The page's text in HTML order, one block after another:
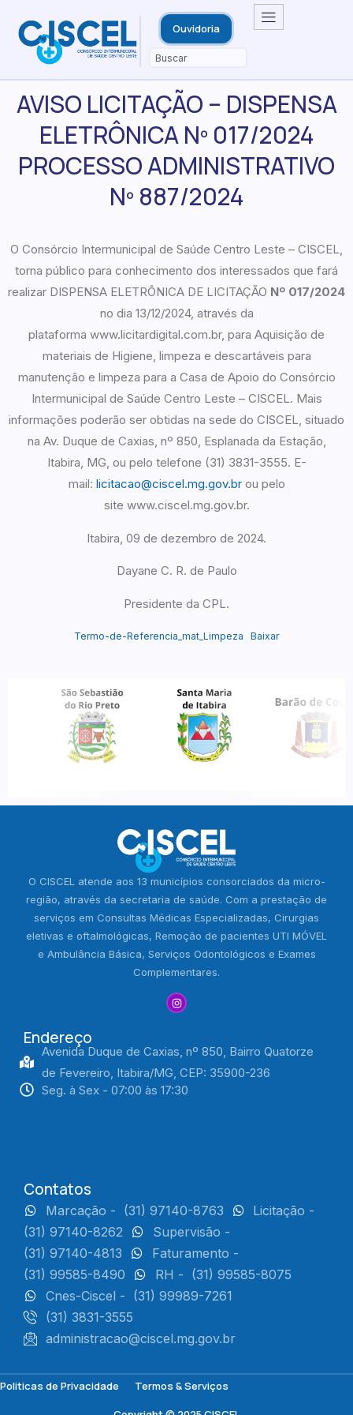
Ouvidoria
AVISO LICITAÇÃO – DISPENSA
ELETRÔNICA Nº 017/2024
PROCESSO ADMINISTRATIVO
Nº 887/2024
O Consórcio Intermunicipal de Saúde Centro Leste – CISCEL,
torna público para conhecimento dos interessados que fará
realizar DISPENSA ELETRÔNICA DE LICITAÇÃO Nº 017/2024
no dia 13/12/2024, através da
plataforma www.licitardigital.com.br, para Aquisição de
materiais de Higiene, limpeza e descartáveis para
manutenção e limpeza para a Casa de Apoio do Consórcio
Intermunicipal de Saúde Centro Leste – CISCEL. Mais
informações poderão ser obtidas na sede do CISCEL, situado
na Av. Duque de Caxias, nº 850, Esplanada da Estação,
Itabira, MG, ou pelo telefone (31) 3831-3555. E-
mail: licitacao@ciscel.mg.gov.brou pelo
site www.ciscel.mg.gov.br.
Itabira, 09 de dezembro de 2024.
Dayane C. R. de Paulo
Presidente da CPL.
Termo-de-Referencia_mat_Limpeza Baixar
O CISCEL atende aos 13 municípios consorciados da micro-
região, através da secretaria de saúde. Com a prestação de
serviços em Consultas Médicas Especializadas, Cirurgias
eletivas e oftalmológicas, Remoção de pacientes UTI MÓVEL
e Ambulância Básica, Serviços Odontológicos e Exames
Complementares.
Endereço
Avenida Duque de Caxias, nº 850, Bairro Quatorze
de Fevereiro, Itabira/MG, CEP: 35900-236
Seg. à Sex - 07:00 às 17:30
Contatos
Marcação - (31) 97140-8763
Licitação -
(31) 97140-8262
Supervisão -
(31) 97140-4813
Faturamento -
(31) 99585-8490
RH - (31) 99585-8075
Cnes-Ciscel - (31) 99989-7261
(31) 3831-3555
administracao@ciscel.mg.gov.br
Politicas de Privacidade Termos & Serviços